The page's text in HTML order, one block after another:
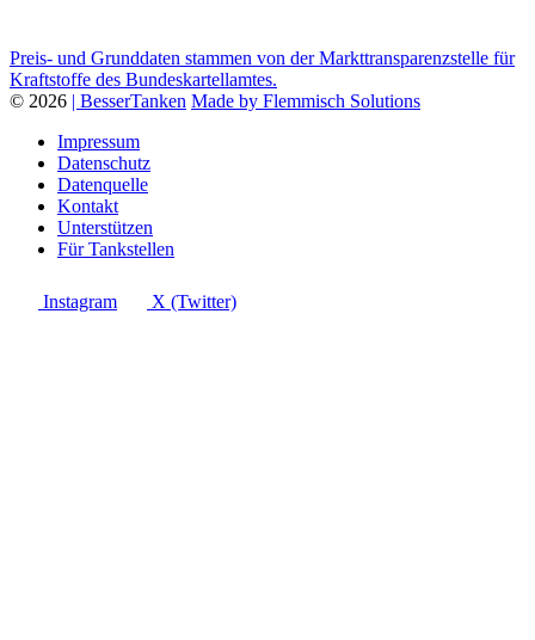
Preis- und Grunddaten stammen von der Markttransparenzstelle für
Kraftstoffe des Bundeskartellamtes.
© 2026 | BesserTanken Made by Flemmisch Solutions
Impressum
Datenschutz
Datenquelle
Kontakt
Unterstützen
Für Tankstellen
Instagram X (Twitter)